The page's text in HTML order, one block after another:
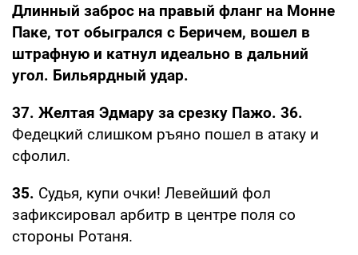
Длинный заброс на правый фланг на Монне
Паке, тот обыгрался с Беричем, вошел в
штрафную и катнул идеально в дальний
угол. Бильярдный удар.
37. Желтая Эдмару за срезку Пажо. 36.
Федецкий слишком ръяно пошел в атаку и
сфолил.
35. Судья, купи очки! Левейший фол
зафиксировал арбитр в центре поля со
стороны Ротаня.